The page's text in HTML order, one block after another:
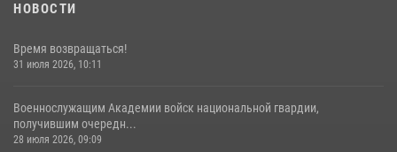
НОВОСТИ
Время возвращаться!
31 июля 2026, 10:11
Военнослужащим Академии войск национальной гвардии,
получившим очередн...
28 июля 2026, 09:09